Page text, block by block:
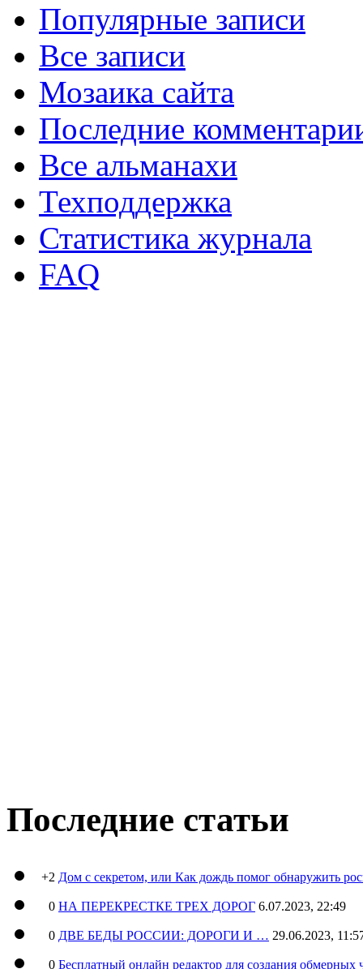
Популярные записи
Все записи
Мозаика сайта
Последние
Все альманахи
Техподдержка
Статистика журнала
FAQ
Последние статьи
+2 Дом с секретом, или Как дождь помог обнаружить
0 НА ПЕРЕКРЕСТКЕ ТРЕХ ДОРОГ 6.07.2023, 22:49
0 ДВЕ БЕДЫ РОССИИ: ДОРОГИ И … 29.06.2023,
0 Бесплатный онлайн редактор для создания обмерных